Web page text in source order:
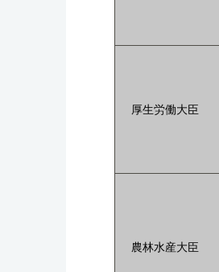
厚生労働大臣
農林水産大臣